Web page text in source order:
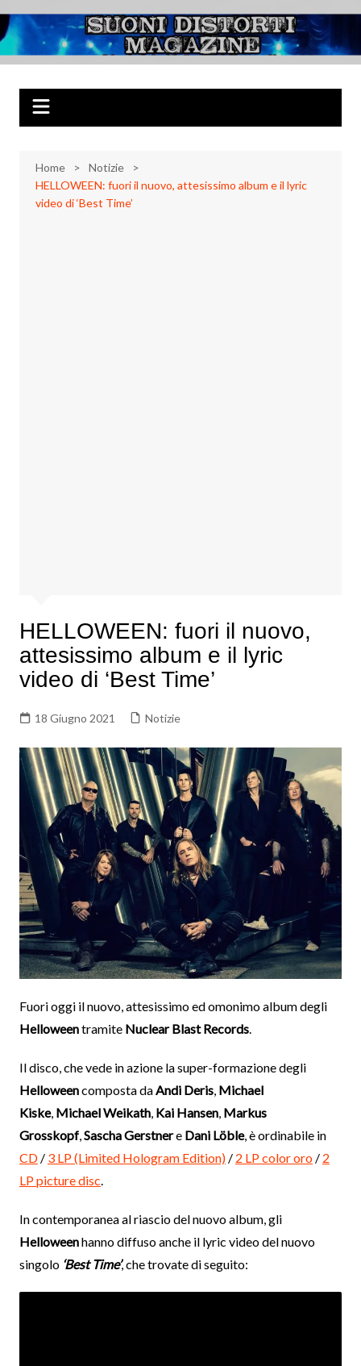
al
contenuto
Suoni Distorti
Magazine
Musica Rock, Metal, Punk e varie sonorità alternative
Home
Notizie
HELLOWEEN: fuori il nuovo, attesissimo album e il lyric
video di ‘Best Time’
HELLOWEEN: fuori il nuovo,
attesissimo album e il lyric
video di ‘Best Time’
18 Giugno 2021 Notizie
Fuori oggi il nuovo, attesissimo ed omonimo album degli
Helloweentramite Nuclear Blast Records.
Il disco, che vede in azione la super-formazione degli
Helloweencomposta da Andi Deris, Michael
Kiske, Michael Weikath, Kai Hansen, Markus
Grosskopf, Sascha Gerstnere Dani Löble, è ordinabile in
CD/ 3 LP (Limited Hologram Edition)/ 2 LP color oro/ 2
LP picture disc
In contemporanea al riascio del nuovo album, gli
Helloweenhanno diffuso anche il lyric video del nuovo
singolo ‘Best Time’, che trovate di seguito: